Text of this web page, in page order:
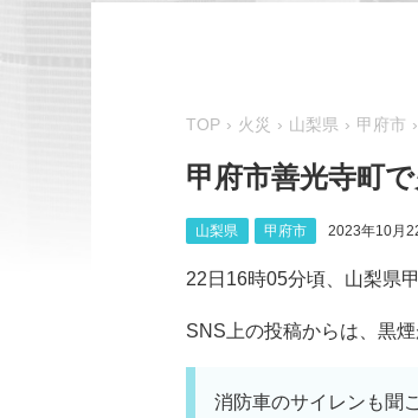
TOP 火災 山梨県 甲府市
甲府市善光寺町
山梨県 甲府市 2023年10月
22日16時05分頃、山梨県
SNS上の投稿からは、黒
消防車のサイレンも聞